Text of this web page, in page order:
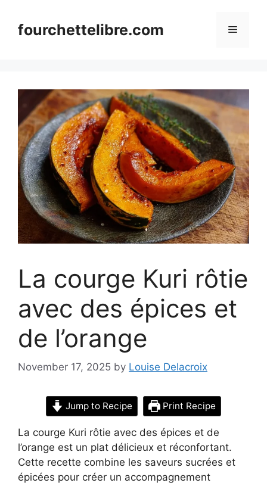
contentfourchettelibre.com Menu
La courge Kuri rôtie
avec des épices et
de l’orange
November 17, 2025 by Louise Delacroix
Jump to Recipe Print Recipe
La courge Kuri rôtie avec des épices et de
l’orange est un plat délicieux et réconfortant.
Cette recette combine les saveurs sucrées et
épicées pour créer un accompagnement